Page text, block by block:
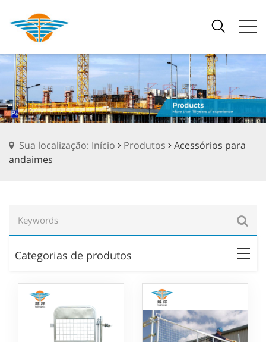
Sua localização: Início Produtos
Acessórios para
andaimes
Categorias de produtos